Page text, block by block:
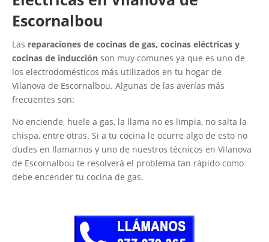
Escornalbou
Las reparaciones de cocinas de gas, cocinas eléctricas y
cocinas de inducción son muy comunes ya que es uno de
los electrodomésticos más utilizados en tu hogar de
Vilanova de Escornalbou. Algunas de las averías más
frecuentes son:
No enciende, huele a gas, la llama no es limpia, no salta la
chispa, entre otras. Si a tu cocina le ocurre algo de esto no
dudes en llamarnos y uno de nuestros técnicos en Vilanova
de Escornalbou te resolverá el problema tan rápido como
debe encender tu cocina de gas.